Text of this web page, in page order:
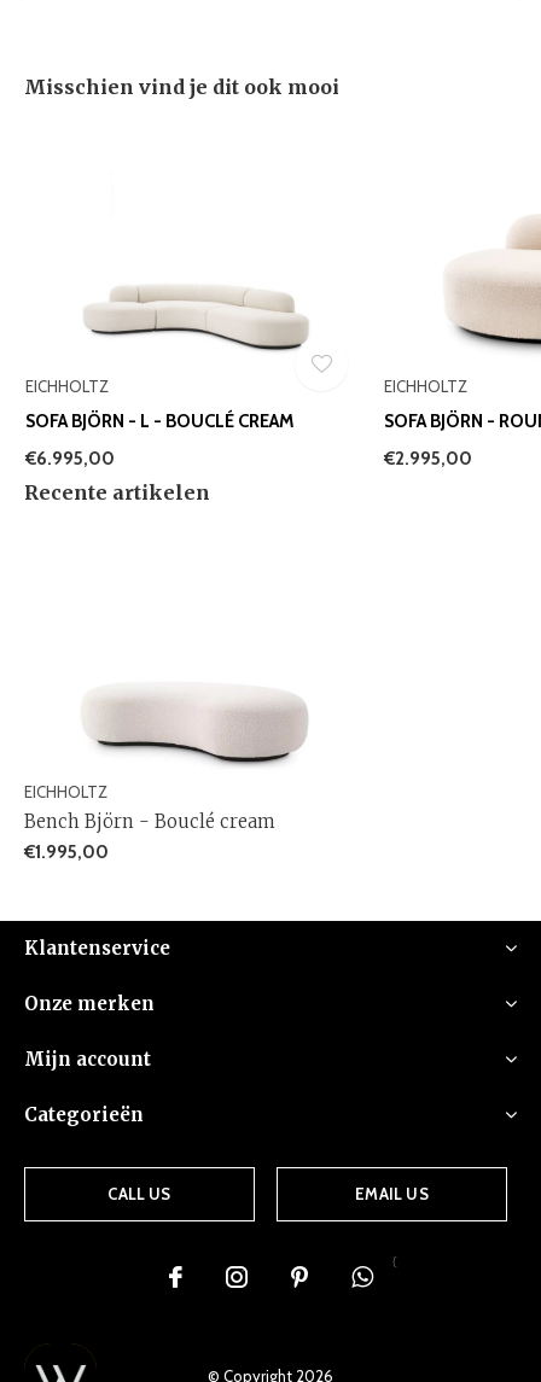
Misschien vind je dit ook mooi
EICHHOLTZ
SOFA BJÖRN - L - BOUCLÉ CREAM
€6.995,00
EICHHOLTZ
SOFA BJÖRN -
€2.995,00
Recente artikelen
EICHHOLTZ
Bench Björn - Bouclé cream
€1.995,00
Klantenservice
Onze merken
Mijn account
Categorieën
CALL US EMAIL US
{
© Copyright 2026